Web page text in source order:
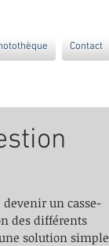
Contact
un casse-
des différents
solution simple